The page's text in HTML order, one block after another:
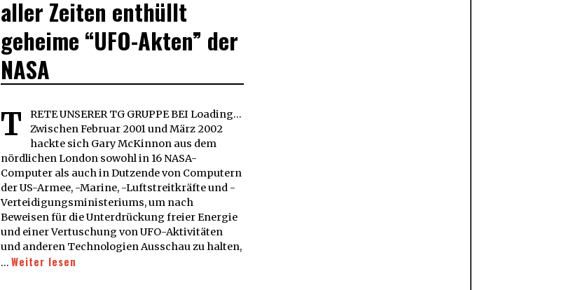
aller Zeiten enthüllt
geheime “UFO-Akten” der
NASA
T
RETE UNSERER TG GRUPPE BEI Loading...
Zwischen Februar 2001 und März 2002
hackte sich Gary McKinnon aus dem
nördlichen London sowohl in 16 NASA-
Computer als auch in Dutzende von Computern
der US-Armee, -Marine, -Luftstreitkräfte und -
Verteidigungsministeriums, um nach
Beweisen für die Unterdrückung freier Energie
und einer Vertuschung von UFO-Aktivitäten
und anderen Technologien Ausschau zu halten,
… Weiter lesen